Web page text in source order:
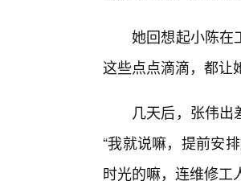
她回想起小陈在
这些点点滴滴，都让
几天后，张伟
“我就说嘛，提前安
时光的嘛，连维修工